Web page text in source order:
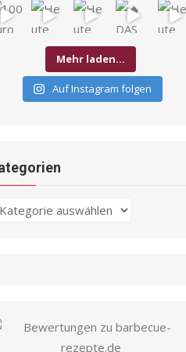
Mehr laden…
Auf Instagram folgen